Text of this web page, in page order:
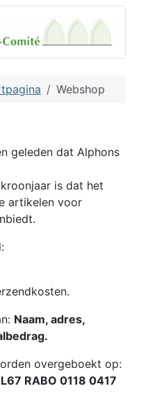
Webshop
geleden dat Alphons
is dat het
artikelen voor
Naam, adres,
overgeboekt op:
RABO 0118 0417